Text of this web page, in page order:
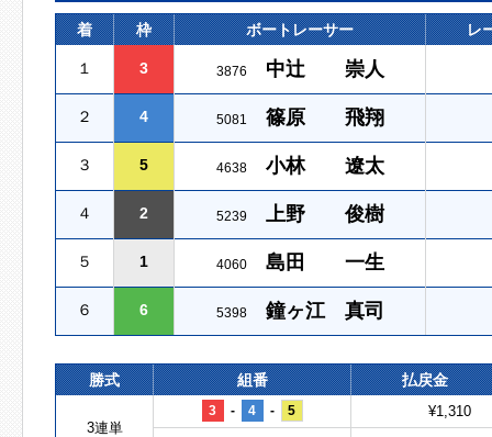
着 枠 ボートレーサー レ
１ 3 3876 中辻 崇人
２ 4 5081 篠原 飛翔
３ 5 4638 小林 遼太
４ 2 5239 上野 俊樹
５ 1 4060 島田 一生
６ 6 5398 鐘ヶ江 真司
勝式 組番 払戻金
3連単
3 - 4 - 5 ¥1,310